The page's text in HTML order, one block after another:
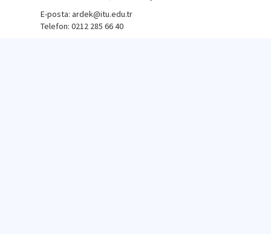
E-posta: ardek@itu.edu.tr
Telefon: 0212 285 66 40